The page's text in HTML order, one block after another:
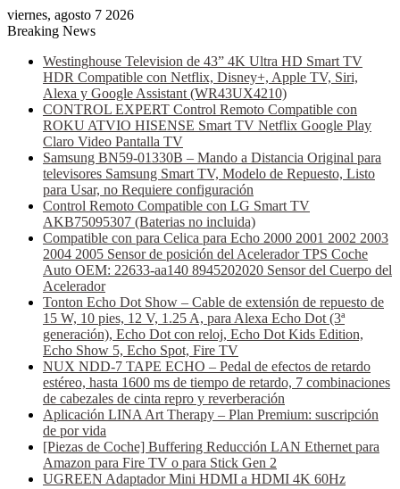
viernes, agosto 7 2026
Breaking News
Westinghouse Television de 43” 4K Ultra HD Smart TV
HDR Compatible con Netflix, Disney+, Apple TV, Siri,
Alexa y Google Assistant (WR43UX4210)
CONTROL EXPERT Control Remoto Compatible con
ROKU ATVIO HISENSE Smart TV Netflix Google Play
Claro Video Pantalla TV
Samsung BN59-01330B – Mando a Distancia Original para
televisores Samsung Smart TV, Modelo de Repuesto, Listo
para Usar, no Requiere configuración
Control Remoto Compatible con LG Smart TV
AKB75095307 (Baterias no incluida)
Compatible con para Celica para Echo 2000 2001 2002 2003
2004 2005 Sensor de posición del Acelerador TPS Coche
Auto OEM: 22633-aa140 8945202020 Sensor del Cuerpo del
Acelerador
Tonton Echo Dot Show – Cable de extensión de repuesto de
15 W, 10 pies, 12 V, 1.25 A, para Alexa Echo Dot (3ª
generación), Echo Dot con reloj, Echo Dot Kids Edition,
Echo Show 5, Echo Spot, Fire TV
NUX NDD-7 TAPE ECHO – Pedal de efectos de retardo
estéreo, hasta 1600 ms de tiempo de retardo, 7 combinaciones
de cabezales de cinta repro y reverberación
Aplicación LINA Art Therapy – Plan Premium: suscripción
de por vida
[Piezas de Coche] Buffering Reducción LAN Ethernet para
Amazon para Fire TV o para Stick Gen 2
UGREEN Adaptador Mini HDMI a HDMI 4K 60Hz